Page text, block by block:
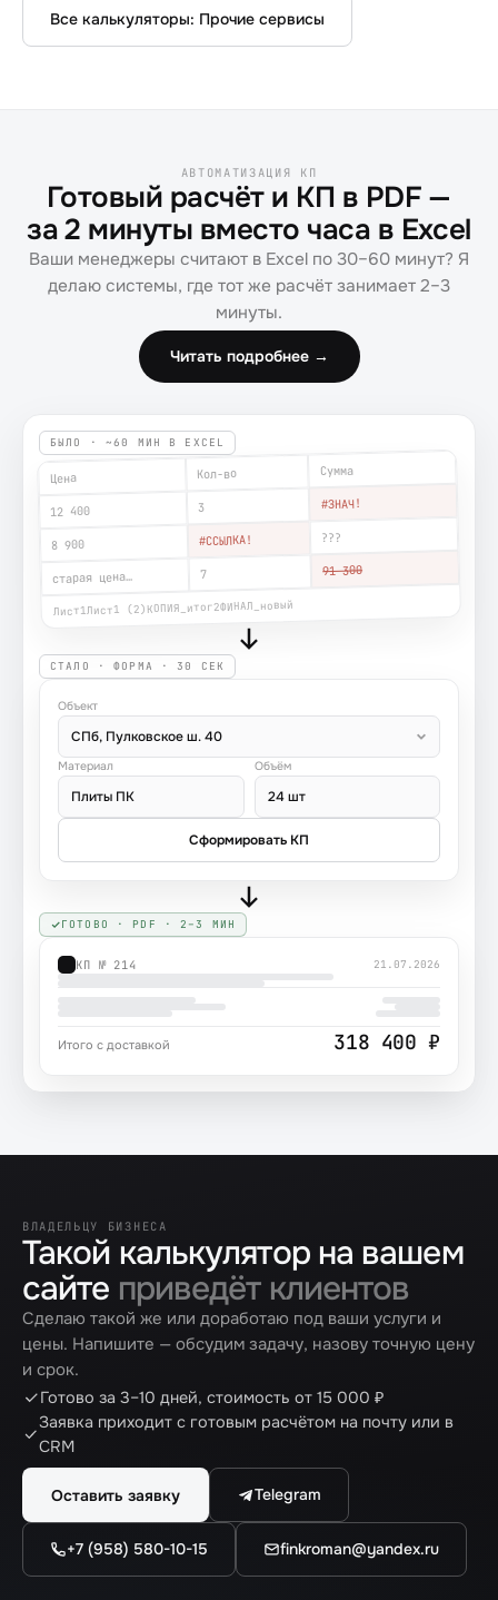
Все калькуляторы: Прочие сервисы
АВТОМАТИЗАЦИЯ КП
Готовый расчёт и КП в PDF —
за 2 минуты вместо часа в Excel
Ваши менеджеры считают в Excel по 30–60 минут? Я
делаю системы, где тот же расчёт занимает 2–3
минуты.
Читать подробнее →
БЫЛО · ~60 МИН В EXCEL
Цена Кол-во Сумма
12 400 3 #ЗНАЧ!
8 900 #ССЫЛКА! ???
старая цена… 7 91 300
Лист1Лист1 (2)КОПИЯ_итог2ФИНАЛ_новый
СТАЛО · ФОРМА · 30 СЕК
Объект
СПб, Пулковское ш. 40
Материал
Плиты ПК
Объём
24 шт
Сформировать КП
ГОТОВО · PDF · 2–3 МИН
КП № 214 21.07.2026
Итого с доставкой 318 400 ₽
ВЛАДЕЛЬЦУ БИЗНЕСА
Такой калькулятор на вашем
сайте приведёт клиентов
Сделаю такой же или доработаю под ваши услуги и
цены. Напишите — обсудим задачу, назову точную цену
и срок.
Готово за 3–10 дней, стоимость от 15 000 ₽
Заявка приходит с готовым расчётом на почту или в
CRM
Оставить заявку Telegram
+7 (958) 580-10-15 finkroman@yandex.ru